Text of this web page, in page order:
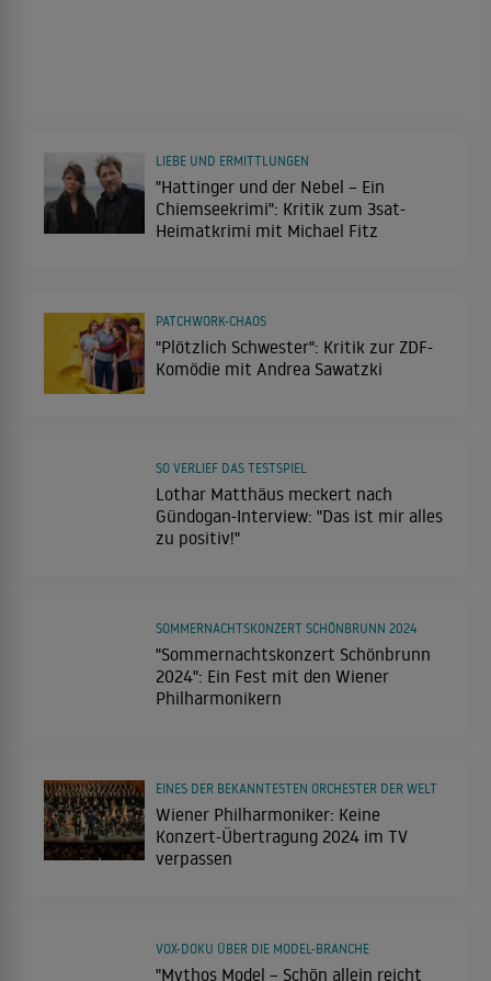
"Hattinger und der Nebel – Ein
Chiemseekrimi": Kritik zum 3sat-
Heimatkrimi mit Michael Fitz
LIEBE UND ERMITTLUNGEN
"Plötzlich Schwester": Kritik zur ZDF-
Komödie mit Andrea Sawatzki
PATCHWORK-CHAOS
Lothar Matthäus meckert nach
Gündogan-Interview: "Das ist mir alles
zu positiv!"
SO VERLIEF DAS TESTSPIEL
"Sommernachtskonzert Schönbrunn
2024": Ein Fest mit den Wiener
Philharmonikern
SOMMERNACHTSKONZERT SCHÖNBRUNN 2024
Wiener Philharmoniker: Keine
Konzert-Übertragung 2024 im TV
verpassen
EINES DER BEKANNTESTEN ORCHESTER DER WELT
"Mythos Model – Schön allein reicht
VOX-DOKU ÜBER DIE MODEL-BRANCHE